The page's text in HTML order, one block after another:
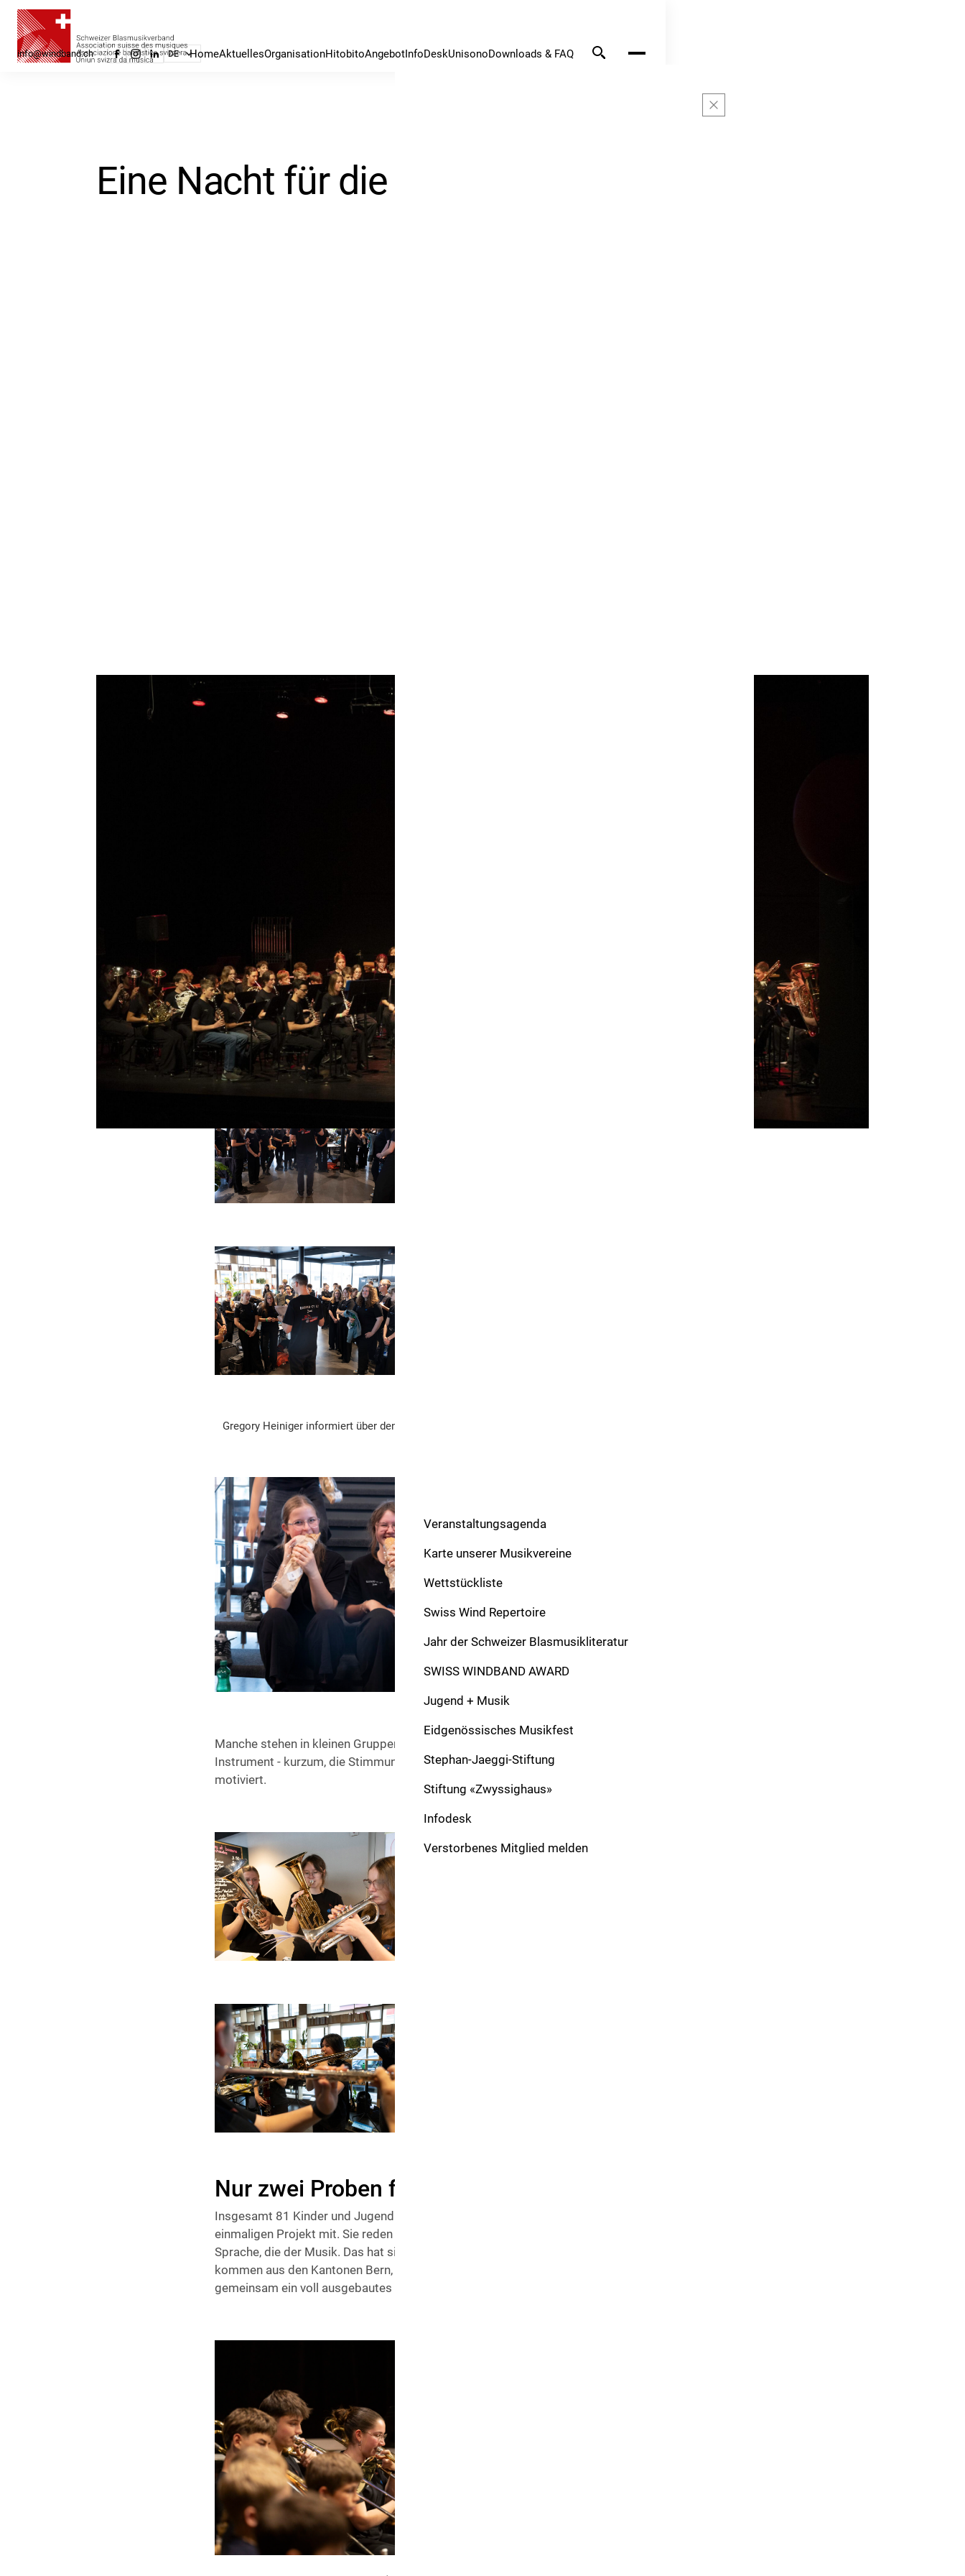
HomeAktuellesOrganisationHitobitoAngebotInfoDeskUnisonoDownloads & FAQ
info@windband.ch DE
Veranstaltungsagenda
Karte unserer Musikvereine
Wettstückliste
Swiss Wind Repertoire
Jahr der Schweizer Blasmusikliteratur
SWISS WINDBAND AWARD
Jugend + Musik
Eidgenössisches Musikfest
Stephan-Jaeggi-Stiftung
Stiftung «Zwyssighaus»
Infodesk
Verstorbenes Mitglied melden
Eine Nacht für die Jugend
Gute Stimmung
Kurze Zeit später kommt das Leiterteam - Gregory Heiniger, Doris Stingl und Jessica Wipfli -,
begrüsst die Kids und öffnet die Tür. Sie stürmen nach drinnen, um ein Youth Night-T-Shirt zu
ergattern und ihre Instrumente aus dem Koffer zu holen. Während sie sich ein paar Bissen der
Sandwiches genehmigen, die das Leiterteam für sie bereitgestellt haben, hören sie Dirigent und
Mitinitiant Gregory Heiniger zu, der letzte Infos zum Ablauf des Abends gibt.
Gregory Heiniger informiert über den Ablauf des Konzertabends.
Manche stehen in kleinen Gruppen zusammen, tauschen sich aus, lachen, andere testen ihr
Instrument - kurzum, die Stimmung ist gut, ein bisschen aufgeregt, aber rundum fröhlich und
motiviert.
Nur zwei Proben für ein ganzes Konzert
Insgesamt 81 Kinder und Jugendliche zwischen neun und 23 Jahren machen bei diesem
einmaligen Projekt mit. Sie reden Deutsch oder Französisch, und zugleich sprechen alle die gleiche
Sprache, die der Musik. Das hat sie in der kurzen gemeinsamen Zeit zusammengeschweisst. Sie
kommen aus den Kantonen Bern, Jura, Solothurn, Freiburg, Neuenburg und Aargau und bilden
gemeinsam ein voll ausgebautes Blasorchester. Zusätzlich sind sogar zwei Blockflötistinnen dabei.